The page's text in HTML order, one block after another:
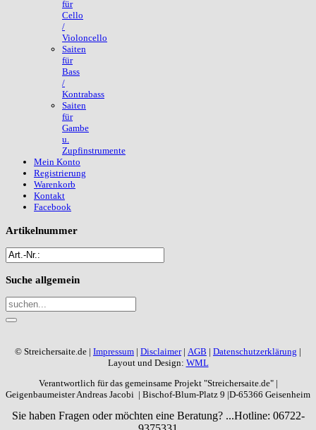
für
Cello
/
Violoncello
Saiten
für
Bass
/
Kontrabass
Saiten
für
Gambe
u.
Zupfinstrumente
Mein Konto
Registrierung
Warenkorb
Kontakt
Facebook
Artikelnummer
Suche allgemein
© Streichersaite.de | Impressum | Disclaimer| AGB | Datenschutzerklärung |
Layout und Design: WML
Verantwortlich für das gemeinsame Projekt "Streichersaite.de" |
Geigenbaumeister Andreas Jacobi | Bischof-Blum-Platz 9 |D-65366 Geisenheim
Sie haben Fragen oder möchten eine Beratung? ...Hotline: 06722-